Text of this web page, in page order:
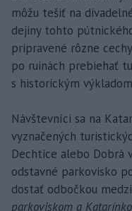
môžu tešiť na
dejiny tohto
pripravené rôzne
po ruinách prebiehať
s historickým
Návštevníci sa na
vyznačených
Dechtice alebo Dobrá
odstavné parkovisko
dostať odbočkou
parkoviskom a